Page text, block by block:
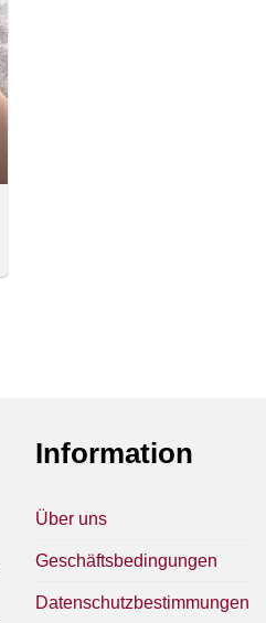
Information
Über uns
Geschäftsbedingungen
Datenschutzbestimmungen